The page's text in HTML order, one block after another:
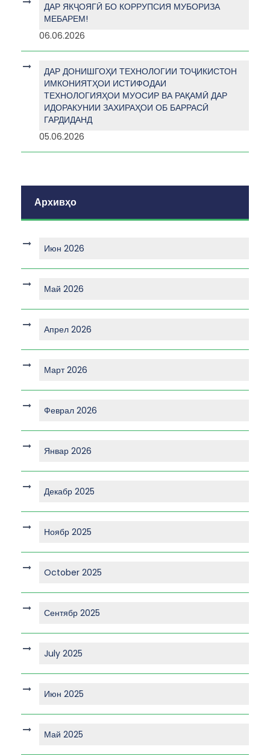
ДАР ЯКҶОЯГӢ БО КОРРУПСИЯ МУБОРИЗА
МЕБАРЕМ!
06.06.2026
ДАР ДОНИШГОҲИ ТЕХНОЛОГИИ ТОҶИКИСТОН
ИМКОНИЯТҲОИ ИСТИФОДАИ
ТЕХНОЛОГИЯҲОИ МУОСИР ВА РАҚАМӢ ДАР
ИДОРАКУНИИ ЗАХИРАҲОИ ОБ БАРРАСӢ
ГАРДИДАНД
05.06.2026
Архивҳо
Июн 2026
Май 2026
Апрел 2026
Март 2026
Феврал 2026
Январ 2026
Декабр 2025
Ноябр 2025
October 2025
Сентябр 2025
July 2025
Июн 2025
Май 2025